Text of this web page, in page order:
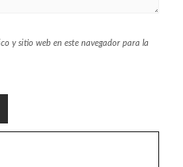
y sitio web en este navegador para la